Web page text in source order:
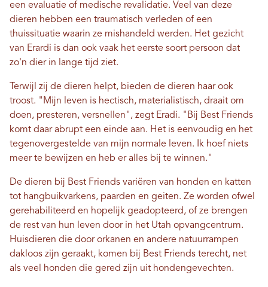
een evaluatie of medische revalidatie. Veel van deze
dieren hebben een traumatisch verleden of een
thuissituatie waarin ze mishandeld werden. Het gezicht
van Erardi is dan ook vaak het eerste soort persoon dat
zo'n dier in lange tijd ziet.
Terwijl zij de dieren helpt, bieden de dieren haar ook
troost. "Mijn leven is hectisch, materialistisch, draait om
doen, presteren, versnellen", zegt Eradi. "Bij Best Friends
komt daar abrupt een einde aan. Het is eenvoudig en het
tegenovergestelde van mijn normale leven. Ik hoef niets
meer te bewijzen en heb er alles bij te winnen."
De dieren bij Best Friends variëren van honden en katten
tot hangbuikvarkens, paarden en geiten. Ze worden ofwel
gerehabiliteerd en hopelijk geadopteerd, of ze brengen
de rest van hun leven door in het Utah opvangcentrum.
Huisdieren die door orkanen en andere natuurrampen
dakloos zijn geraakt, komen bij Best Friends terecht, net
als veel honden die gered zijn uit hondengevechten.